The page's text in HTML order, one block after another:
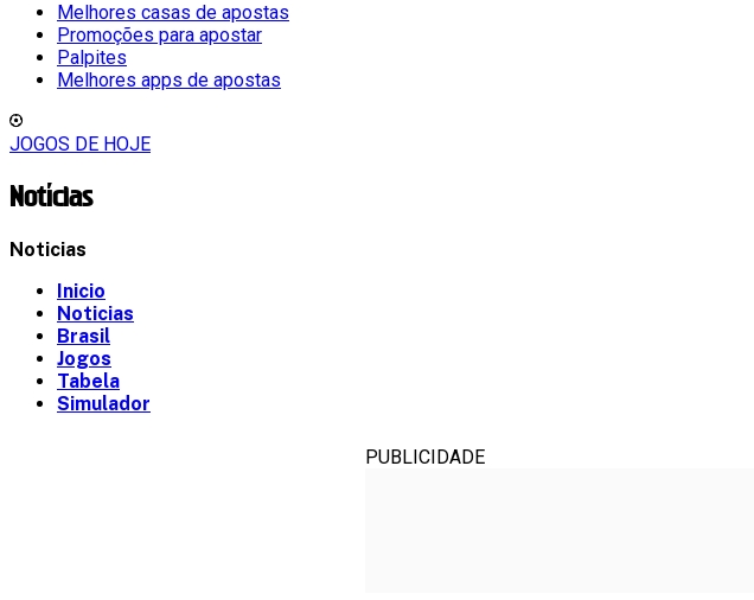
Melhores casas de apostas
Promoções para apostar
Palpites
Melhores apps de apostas
JOGOS DE HOJE
Notícias
Noticias
Inicio
Noticias
Brasil
Jogos
Tabela
Simulador
PUBLICIDADE